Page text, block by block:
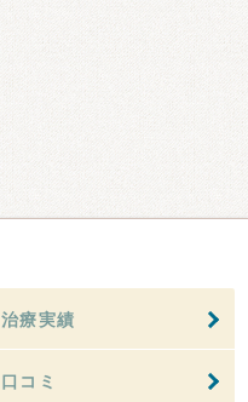
治療実績
口コミ